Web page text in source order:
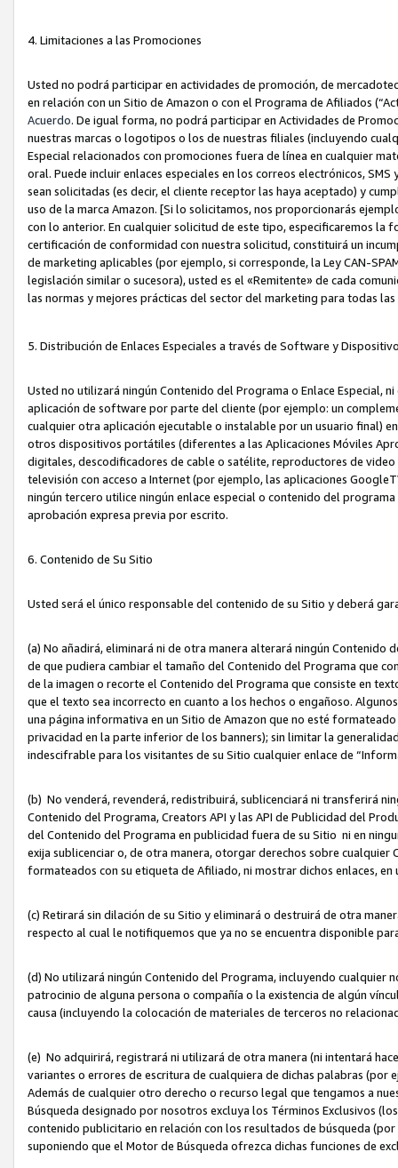
4. Limitaciones a las Promociones
Usted no podrá participar en actividades de promoción, de
en relación con un Sitio de Amazon o con el Programa de Afiliados
Acuerdo. De igual forma, no podrá participar en Actividades de
nuestras marcas o logotipos o los de nuestras filiales (incluyendo
Especial relacionados con promociones fuera de línea en cualquier
oral. Puede incluir enlaces especiales en los correos electrónicos,
sean solicitadas (es decir, el cliente receptor las haya aceptado) y
uso de la marca Amazon. [Si lo solicitamos, nos proporcionarás
con lo anterior. En cualquier solicitud de este tipo, especificaremos
certificación de conformidad con nuestra solicitud, constituirá un
de marketing aplicables (por ejemplo, si corresponde, la Ley CAN-
legislación similar o sucesora), usted es el «Remitente» de cada
las normas y mejores prácticas del sector del marketing para todas
5. Distribución de Enlaces Especiales a través de Software y
Usted no utilizará ningún Contenido del Programa o Enlace Especial,
aplicación de software por parte del cliente (por ejemplo: un
cualquier otra aplicación ejecutable o instalable por un usuario final)
otros dispositivos portátiles (diferentes a las Aplicaciones Móviles
digitales, descodificadores de cable o satélite, reproductores de
televisión con acceso a Internet (por ejemplo, las aplicaciones
ningún tercero utilice ningún enlace especial o contenido del
aprobación expresa previa por escrito.
6. Contenido de Su Sitio
Usted será el único responsable del contenido de su Sitio y deberá
(a) No añadirá, eliminará ni de otra manera alterará ningún
de que pudiera cambiar el tamaño del Contenido del Programa que
de la imagen o recorte el Contenido del Programa que consiste en
que el texto sea incorrecto en cuanto a los hechos o engañoso.
una página informativa en un Sitio de Amazon que no esté
privacidad en la parte inferior de los banners); sin limitar la
indescifrable para los visitantes de su Sitio cualquier enlace de
(b) No venderá, revenderá, redistribuirá, sublicenciará ni transferirá
Contenido del Programa, Creators API y las API de Publicidad del
del Contenido del Programa en publicidad fuera de su Sitio ni en
exija sublicenciar o, de otra manera, otorgar derechos sobre
formateados con su etiqueta de Afiliado, ni mostrar dichos enlaces,
(c) Retirará sin dilación de su Sitio y eliminará o destruirá de otra
respecto al cual le notifiquemos que ya no se encuentra disponible
(d) No utilizará ningún Contenido del Programa, incluyendo cualquier
patrocinio de alguna persona o compañía o la existencia de algún
causa (incluyendo la colocación de materiales de terceros no
(e) No adquirirá, registrará ni utilizará de otra manera (ni intentará
variantes o errores de escritura de cualquiera de dichas palabras (por
Además de cualquier otro derecho o recurso legal que tengamos a
Búsqueda designado por nosotros excluya los Términos Exclusivos
contenido publicitario en relación con los resultados de búsqueda
suponiendo que el Motor de Búsqueda ofrezca dichas funciones de